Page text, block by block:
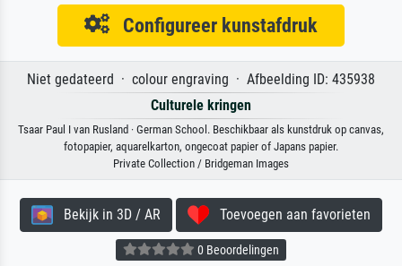
Configureer kunstafdruk
Niet gedateerd · colour engraving · Afbeelding ID: 435938
Culturele kringen
Tsaar Paul I van Rusland · German School. Beschikbaar als kunstdruk op canvas,
fotopapier, aquarelkarton, ongecoat papier of Japans papier.
Private Collection / Bridgeman Images
Bekijk in 3D / AR Toevoegen aan favorieten
0 Beoordelingen